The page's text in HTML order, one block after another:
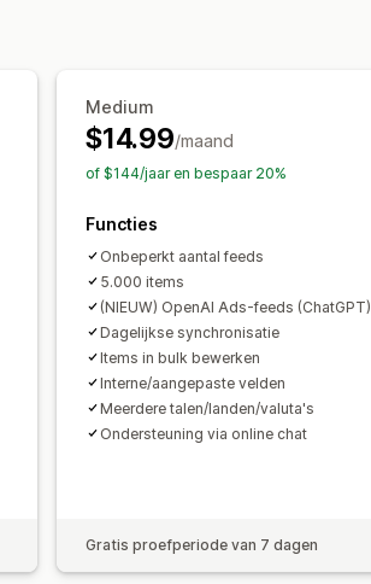
Medium
$14.99/maand
of $144/jaar en bespaar 20%
Functies
Onbeperkt aantal feeds
5.000 items
(NIEUW) OpenAI Ads-feeds (ChatGPT)
Dagelijkse synchronisatie
Items in bulk bewerken
Interne/aangepaste velden
Meerdere talen/landen/valuta's
Ondersteuning via online chat
Gratis proefperiode van 7 dagen